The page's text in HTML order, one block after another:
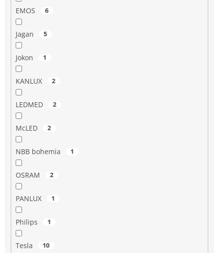
EMOS 6
Jagan 5
Jokon 1
KANLUX 2
LEDMED 2
McLED 2
NBB bohemia 1
OSRAM 2
PANLUX 1
Philips 1
Tesla 10